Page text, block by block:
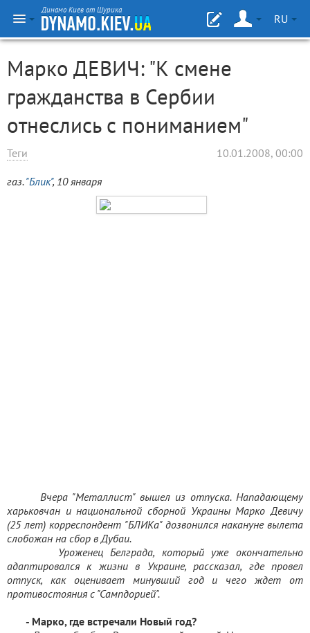
Динамо Киев от Шурика
RU
Марко ДЕВИЧ: "К смене
гражданства в Сербии
отнеслись с пониманием"
Теги 10.01.2008, 00:00
газ."Блик", 10 января
Вчера "Металлист" вышел из отпуска. Нападающему
харьковчан и национальной сборной Украины Марко Девичу
(25 лет) корреспондент "БЛИКа" дозвонился накануне вылета
слобожан на сбор в Дубаи.
Уроженец Белграда, который уже окончательно
адаптировался к жизни в Украине, рассказал, где провел
отпуск, как оценивает минувший год и чего ждет от
противостояния с "Сампдорией".
- Марко, где встречали Новый год?